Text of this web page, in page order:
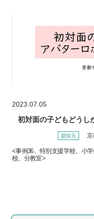
2023.07.05
初対面の子どもどうし
京
<事例36、特別支援学校、小学
校、分教室>